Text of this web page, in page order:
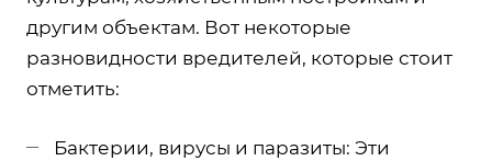
другим объектам. Вот некоторые
разновидности вредителей, которые стоит
отметить:
Бактерии, вирусы и паразиты: Эти